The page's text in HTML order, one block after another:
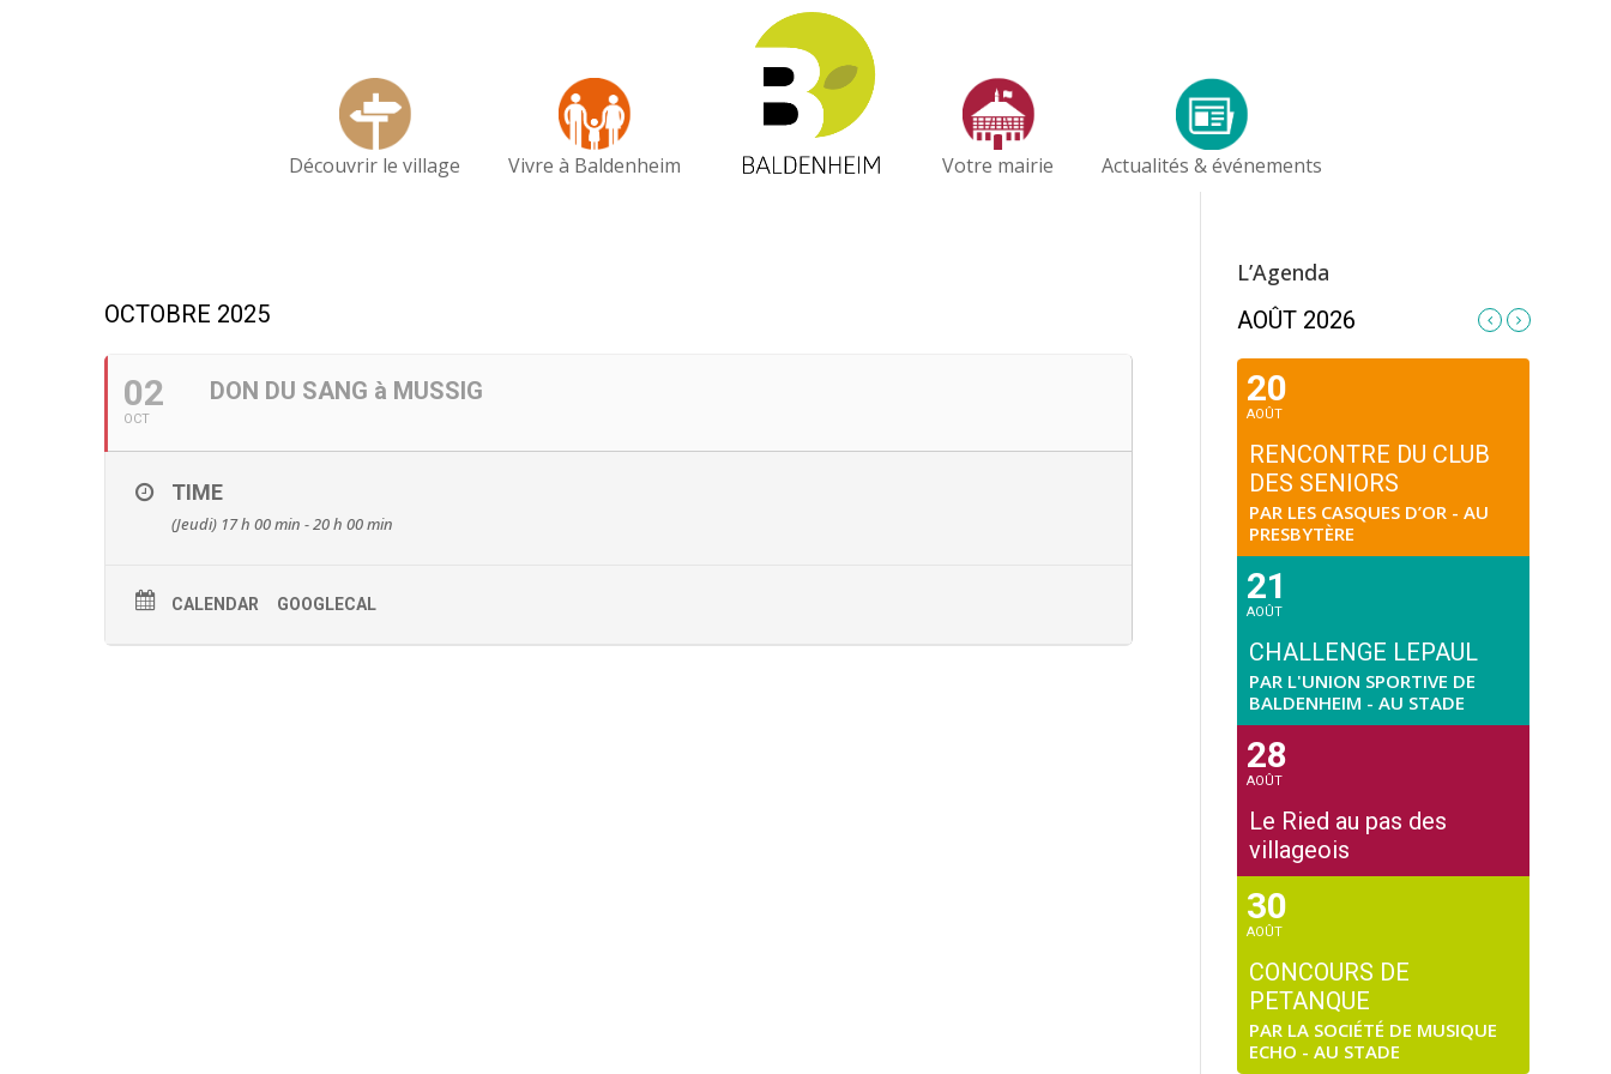
Découvrir le village Vivre à Baldenheim Votre mairie Actualités & événements
OCTOBRE 2025
02
OCT
DON DU SANG à MUSSIG
TIME
(Jeudi) 17 h 00 min - 20 h 00 min
CALENDAR GOOGLECAL
L’Agenda
AOÛT 2026
20
AOÛT
RENCONTRE DU CLUB
DES SENIORS
PAR LES CASQUES D’OR - AU
PRESBYTÈRE
21
AOÛT
CHALLENGE LEPAUL
PAR L'UNION SPORTIVE DE
BALDENHEIM - AU STADE
28
AOÛT
Le Ried au pas des
villageois
30
AOÛT
CONCOURS DE
PETANQUE
PAR LA SOCIÉTÉ DE MUSIQUE
ECHO - AU STADE